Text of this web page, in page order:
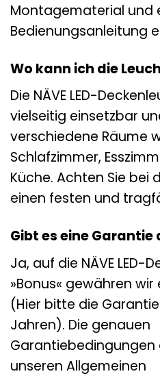
Montagematerial und
Bedienungsanleitung
Wo kann ich die
Die NÄVE LED-
vielseitig einsetzbar
verschiedene Räume
Schlafzimmer,
Küche. Achten Sie bei
einen festen und
Gibt es eine Garantie
Ja, auf die NÄVE LED-
»Bonus« gewähren
(Hier bitte die
Jahren). Die genauen
unseren Allgemeinen